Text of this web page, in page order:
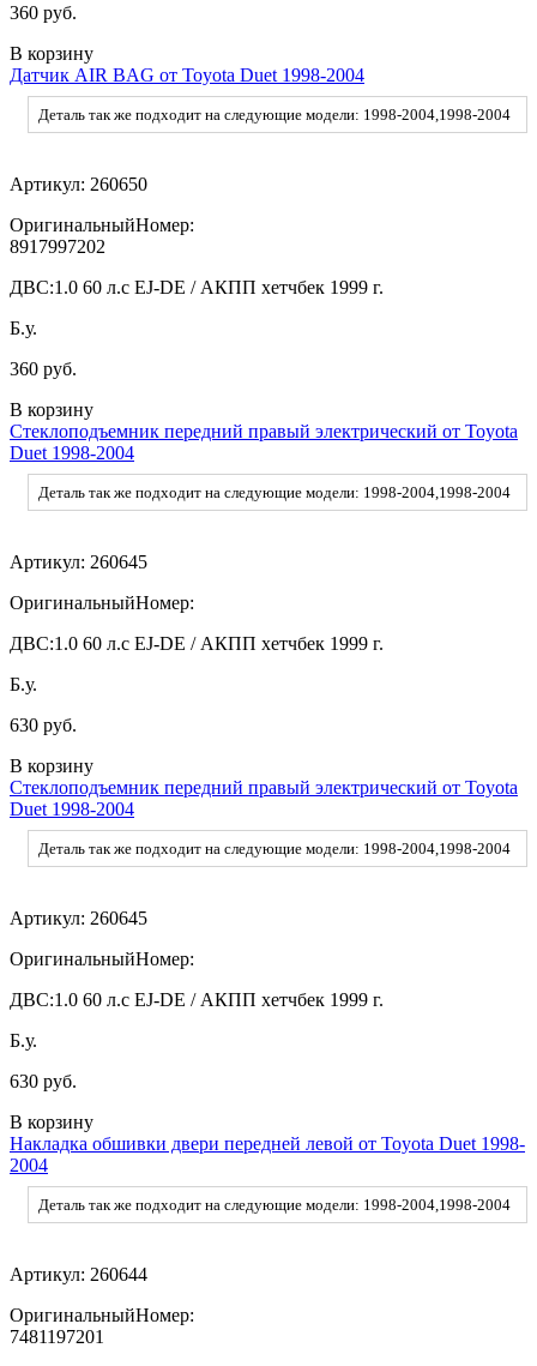
360 руб.
В корзину
Датчик AIR BAG от Toyota Duet 1998-2004
Деталь так же подходит на следующие модели: 1998-2004,1998-2004
Артикул: 260650
ОригинальныйНомер:
8917997202
ДВС:1.0 60 л.с EJ-DE / АКПП хетчбек 1999 г.
Б.у.
360 руб.
В корзину
Стеклоподъемник передний правый электрический от Toyota
Duet 1998-2004
Деталь так же подходит на следующие модели: 1998-2004,1998-2004
Артикул: 260645
ОригинальныйНомер:
ДВС:1.0 60 л.с EJ-DE / АКПП хетчбек 1999 г.
Б.у.
630 руб.
В корзину
Стеклоподъемник передний правый электрический от Toyota
Duet 1998-2004
Деталь так же подходит на следующие модели: 1998-2004,1998-2004
Артикул: 260645
ОригинальныйНомер:
ДВС:1.0 60 л.с EJ-DE / АКПП хетчбек 1999 г.
Б.у.
630 руб.
В корзину
Накладка обшивки двери передней левой от Toyota Duet 1998-
2004
Деталь так же подходит на следующие модели: 1998-2004,1998-2004
Артикул: 260644
ОригинальныйНомер:
7481197201